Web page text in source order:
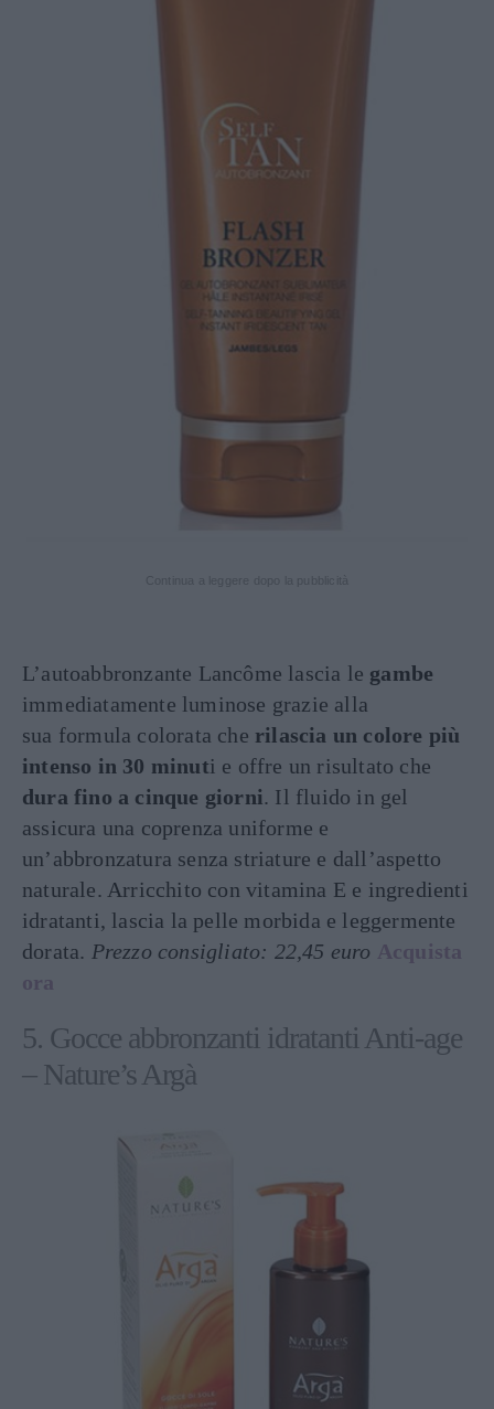
L’autoabbronzante Lancôme lascia le gambe
immediatamente luminose grazie alla
sua formula colorata che rilascia un colore più
intenso in 30 minuti e offre un risultato che
dura fino a cinque giorni. Il fluido in gel
assicura una coprenza uniforme e
un’abbronzatura senza striature e dall’aspetto
naturale. Arricchito con vitamina E e ingredienti
idratanti, lascia la pelle morbida e leggermente
dorata. Prezzo consigliato: 22,45 euro Acquista
ora
5. Gocce abbronzanti idratanti Anti-age
– Nature’s Argà